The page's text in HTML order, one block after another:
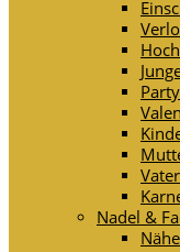
Party
Nadel &